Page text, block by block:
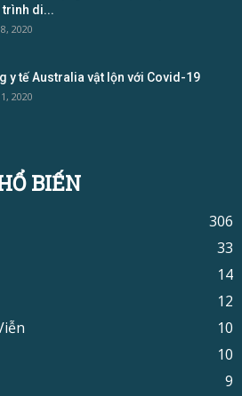
di...
2020
y tế Australia vật lộn với Covid-19
2020
BIẾN
306
33
14
12
10
10
9